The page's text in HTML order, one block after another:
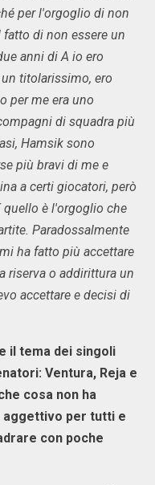
per l'orgoglio di non
di non essere un
anni di A io ero
titolarissimo, ero
per me era uno
di squadra più
Hamsik sono
più bravi di me e
a certi giocatori, però
quello è l'orgoglio che
Paradossalmente
ha fatto più accettare
riserva o addirittura un
accettare e decisi di
il tema dei singoli
Ventura, Reja e
cosa non ha
aggettivo per tutti e
con poche